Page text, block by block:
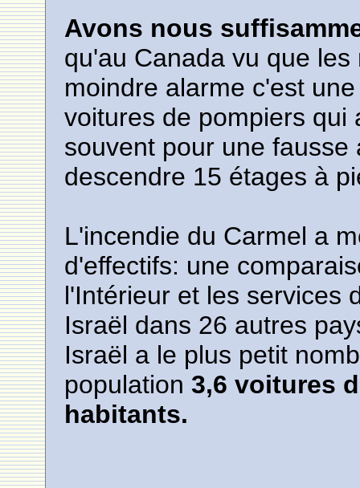
Avons nous
qu'au Canada vu que
moindre alarme c'est
voitures de pompiers qui
souvent pour une
descendre 15 étages à
L'incendie du Carmel a
d'effectifs: une
l'Intérieur et les services
Israël dans 26 autres
Israël a le plus petit
population3,6 voitures
habitants.